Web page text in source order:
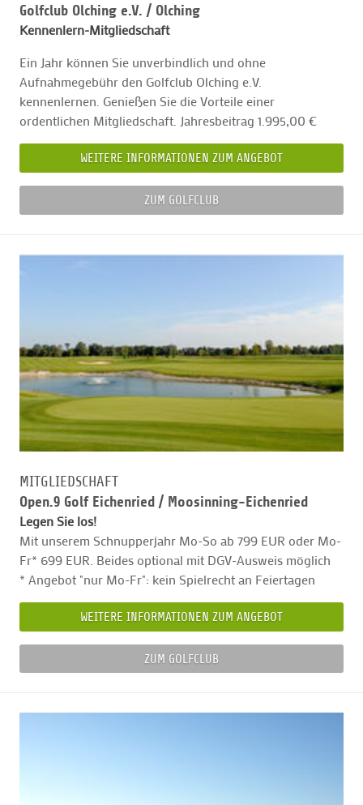
Golfclub Olching e.V. / Olching
Kennenlern-Mitgliedschaft
Ein Jahr können Sie unverbindlich und ohne
Aufnahmegebühr den Golfclub Olching e.V.
kennenlernen. Genießen Sie die Vorteile einer
ordentlichen Mitgliedschaft. Jahresbeitrag 1.995,00 €
WEITERE INFORMATIONEN ZUM ANGEBOT
ZUM GOLFCLUB
MITGLIEDSCHAFT
Open.9 Golf Eichenried / Moosinning-Eichenried
Legen Sie los!
Mit unserem Schnupperjahr Mo-So ab 799 EUR oder Mo-
Fr* 699 EUR. Beides optional mit DGV-Ausweis möglich
* Angebot "nur Mo-Fr": kein Spielrecht an Feiertagen
WEITERE INFORMATIONEN ZUM ANGEBOT
ZUM GOLFCLUB